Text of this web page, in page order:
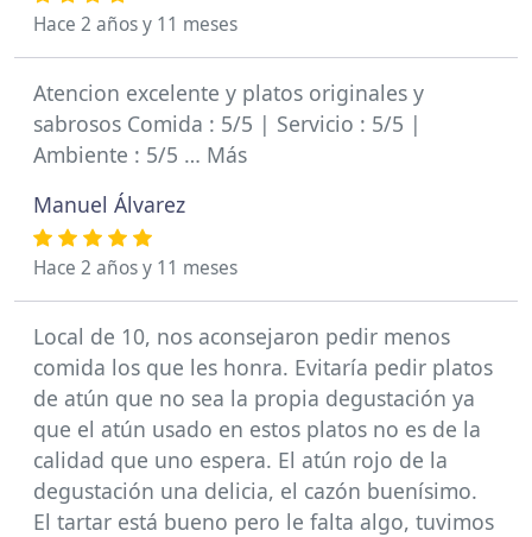
Hace 2 años y 11 meses
Atencion excelente y platos originales y
sabrosos Comida : 5/5 | Servicio : 5/5 |
Ambiente : 5/5 … Más
Manuel Álvarez
Hace 2 años y 11 meses
Local de 10, nos aconsejaron pedir menos
comida los que les honra. Evitaría pedir platos
de atún que no sea la propia degustación ya
que el atún usado en estos platos no es de la
calidad que uno espera. El atún rojo de la
degustación una delicia, el cazón buenísimo.
El tartar está bueno pero le falta algo, tuvimos